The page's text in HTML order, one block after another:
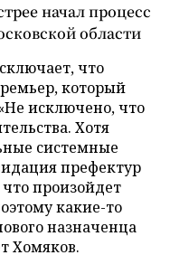
начал процесс
области
что
который
исключено, что
Хотя
системные
префектур
произойдет
какие-то
назначенца
Хомяков.